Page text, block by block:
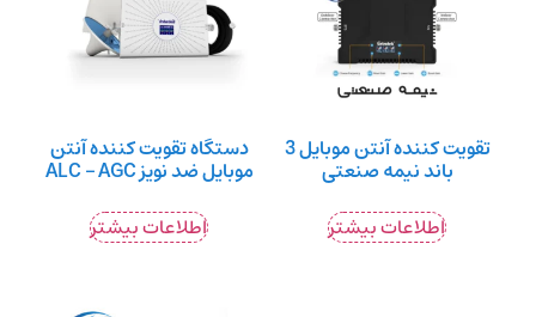
تقویت کننده آنتن موبایل 3
باند نیمه صنعتی
اطلاعات بیشتر
دستگاه تقویت کننده آنتن
موبایل ضد نویز ALC – AGC
اطلاعات بیشتر